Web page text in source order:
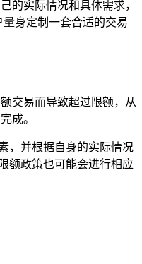
的实际情况和具体需求，
身定制一套合适的交易
交易而导致超过限额，从
成。
，并根据自身的实际情况
额政策也可能会进行相应